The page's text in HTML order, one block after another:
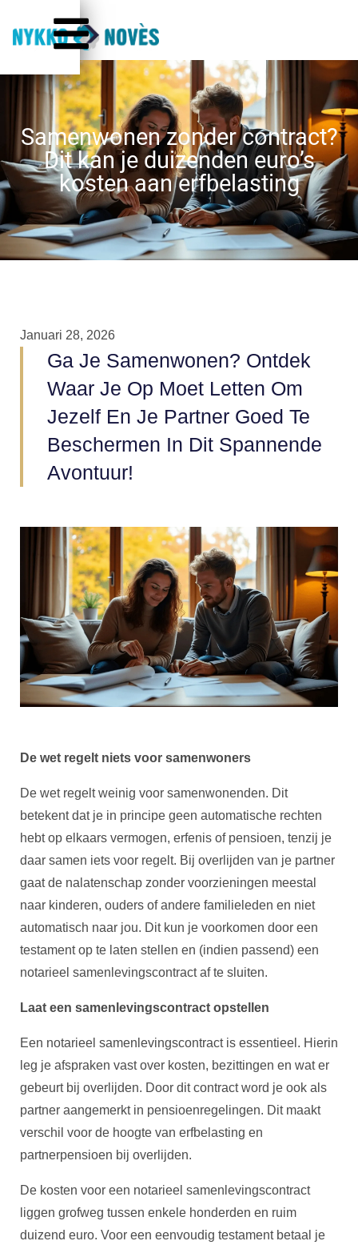
Samenwonen zonder contract?
Dit kan je duizenden euro’s
kosten aan erfbelasting
Januari 28, 2026
Ga Je Samenwonen? Ontdek
Waar Je Op Moet Letten Om
Jezelf En Je Partner Goed Te
Beschermen In Dit Spannende
Avontuur!
De wet regelt niets voor samenwoners
De wet regelt weinig voor samenwonenden. Dit
betekent dat je in principe geen automatische rechten
hebt op elkaars vermogen, erfenis of pensioen, tenzij je
daar samen iets voor regelt. Bij overlijden van je partner
gaat de nalatenschap zonder voorzieningen meestal
naar kinderen, ouders of andere familieleden en niet
automatisch naar jou. Dit kun je voorkomen door een
testament op te laten stellen en (indien passend) een
notarieel samenlevingscontract af te sluiten.
Laat een samenlevingscontract opstellen
Een notarieel samenlevingscontract is essentieel. Hierin
leg je afspraken vast over kosten, bezittingen en wat er
gebeurt bij overlijden. Door dit contract word je ook als
partner aangemerkt in pensioenregelingen. Dit maakt
verschil voor de hoogte van erfbelasting en
partnerpensioen bij overlijden.
De kosten voor een notarieel samenlevingscontract
liggen grofweg tussen enkele honderden en ruim
duizend euro. Voor een eenvoudig testament betaal je